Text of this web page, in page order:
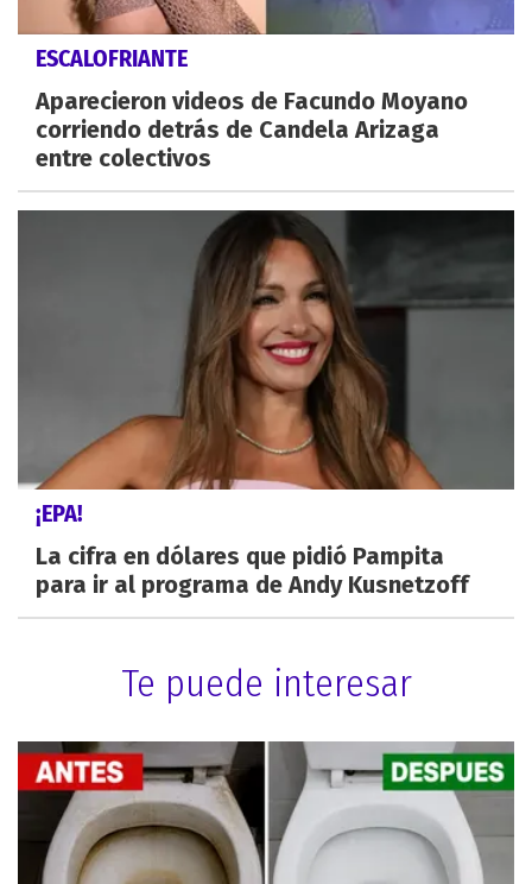
ESCALOFRIANTE
Aparecieron videos de Facundo Moyano
corriendo detrás de Candela Arizaga
entre colectivos
¡EPA!
La cifra en dólares que pidió Pampita
para ir al programa de Andy Kusnetzoff
Te puede interesar